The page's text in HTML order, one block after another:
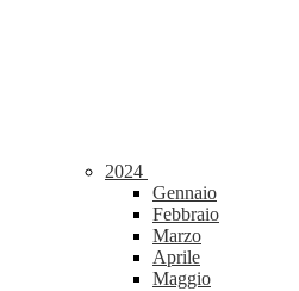
2024
Gennaio
Febbraio
Marzo
Aprile
Maggio